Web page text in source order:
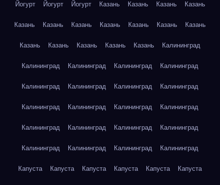
Йогурт Йогурт Йогурт Казань Казань Казань Казань
Казань Казань Казань Казань Казань Казань Казань
Казань Казань Казань Казань Казань Калининград
Калининград Калининград Калининград Калининград
Калининград Калининград Калининград Калининград
Калининград Калининград Калининград Калининград
Калининград Калининград Калининград Калининград
Калининград Калининград Калининград Калининград
Капуста Капуста Капуста Капуста Капуста Капуста